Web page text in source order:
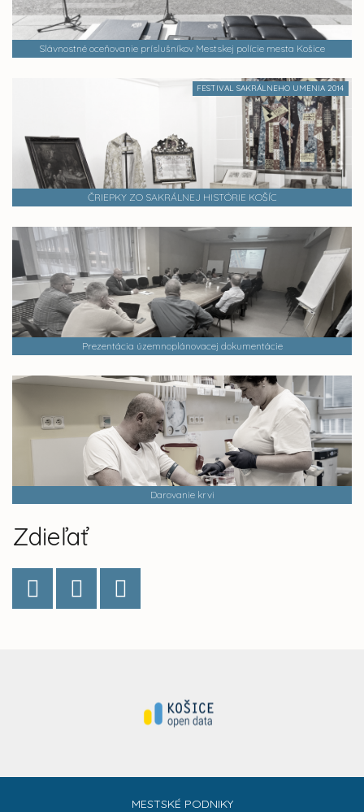
Slávnostné oceňovanie príslušníkov Mestskej polície mesta Košice
FESTIVAL SAKRÁLNEHO UMENIA 2014
ČRIEPKY ZO SAKRÁLNEJ HISTÓRIE KOŠÍC
Prezentácia územnoplánovacej dokumentácie
Darovanie krvi
Zdieľať
MESTSKÉ PODNIKY